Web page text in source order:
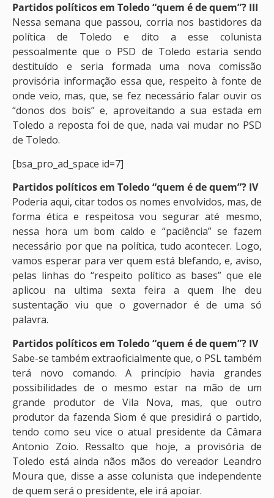
Partidos políticos em Toledo “quem é de quem”? III
Nessa semana que passou, corria nos bastidores da
política de Toledo e dito a esse colunista
pessoalmente que o PSD de Toledo estaria sendo
destituído e seria formada uma nova comissão
provisória informação essa que, respeito à fonte de
onde veio, mas, que, se fez necessário falar ouvir os
“donos dos bois” e, aproveitando a sua estada em
Toledo a reposta foi de que, nada vai mudar no PSD
de Toledo.
[bsa_pro_ad_space id=7]
Partidos políticos em Toledo “quem é de quem”? IV
Poderia aqui, citar todos os nomes envolvidos, mas, de
forma ética e respeitosa vou segurar até mesmo,
nessa hora um bom caldo e “paciência” se fazem
necessário por que na política, tudo acontecer. Logo,
vamos esperar para ver quem está blefando, e, aviso,
pelas linhas do “respeito político as bases” que ele
aplicou na ultima sexta feira a quem lhe deu
sustentação viu que o governador é de uma só
palavra.
Partidos políticos em Toledo “quem é de quem”? IV
Sabe-se também extraoficialmente que, o PSL também
terá novo comando. A princípio havia grandes
possibilidades de o mesmo estar na mão de um
grande produtor de Vila Nova, mas, que outro
produtor da fazenda Siom é que presidirá o partido,
tendo como seu vice o atual presidente da Câmara
Antonio Zoio. Ressalto que hoje, a provisória de
Toledo está ainda nãos mãos do vereador Leandro
Moura que, disse a asse colunista que independente
de quem será o presidente, ele irá apoiar.